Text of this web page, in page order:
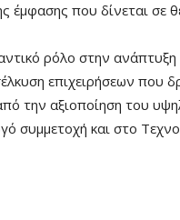
έμφασης που δίνεται σε
ρόλο στην
επιχειρήσεων που
την αξιοποίηση του
συμμετοχή και στο